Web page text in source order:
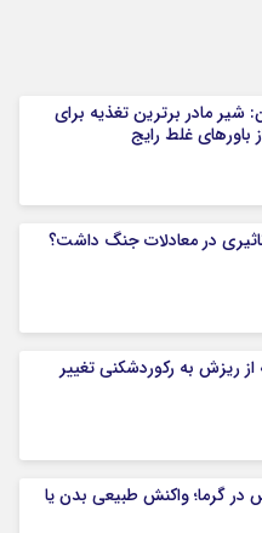
مادر برترین تغذیه برای
باورهای غلط رایج
نصر ۲ چه تاثیری در معادلات جنگ داشت؟
ریزش به رکوردشکنی تغییر
در گرما؛ واکنش طبیعی بدن یا